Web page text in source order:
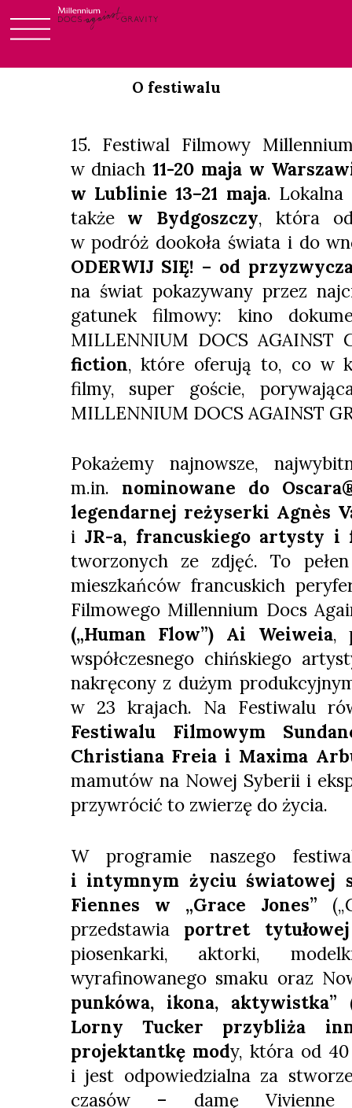
to
O festiwalu
15. Festiwal Filmowy
w dniach11-20 maja w
w Lublinie 13–21 maja. Lokalna
także w Bydgoszczy, która
w podróż dookoła świata i do
ODERWIJ SIĘ! – od
na świat pokazywany przez
gatunek filmowy: kino
MILLENNIUM DOCS AGAINST
fiction, które oferują to, co w
filmy, super goście,
MILLENNIUM DOCS AGAINST
Pokażemy najnowsze,
m.in. nominowane do
legendarnej reżyserki Agnès
i JR-a, francuskiego artysty i
tworzonych ze zdjęć. To
mieszkańców francuskich
Filmowego Millennium Docs
(„Human Flow”) Ai Weiweia,
współczesnego chińskiego
nakręcony z dużym
w 23 krajach. Na Festiwalu
Festiwalu Filmowym
Christiana Freia i Maxima
mamutów na Nowej Syberii i
przywrócić to zwierzę do życia.
W programie naszego
i intymnym życiu światowej
Fiennes w „Grace Jones”
przedstawia portret
piosenkarki, aktorki,
wyrafinowanego smaku oraz
punkówa, ikona, aktywistka”
Lorny Tucker przybliża
projektantkę mody, która od
i jest odpowiedzialna za
czasów – damę Vivienne